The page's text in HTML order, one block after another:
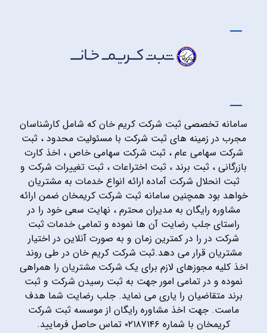
سامانه تخصصی ثبت شرکت کریم خان که شامل کارشناسان
مجرب در زمینه های ثبت شرکت با مسئولیت محدود ، ثبت
شرکت سهامی عام ، ثبت شرکت سهامی خاص ، اخذ کارت
بازرگانی ، ثبت برند ، ثبت اختراعات ، ثبت تغییرات شرکت و
ثبت انحلال شرکت آماده ارائه انواع خدمات به مشتریان
خواهد بود همچنین سامانه ثبت شرکت کریمخان ضمن ارائه
مشاوره رایگان به مدیران محترم ، نهایت سعی خود را در
راستای جلب رضایت آن ها نموده و تمامی خدمات ثبت
شرکت در را در کمترین زمان و به صورت آنلاین در اختیار
مشتریان قرار می دهد.ثبت شرکت کریم خان در طی روند
اخذ کلیه مجوزهای لازم برای یک شرکت مشتریان را همراهی
نموده و در تمامی امور جهت به ثبت رسیدن شرکت و ثبت
برند متقاضیان را یاری می نماید. جلب رضایت شما هدف
ماست. جهت اخذ مشاوره رایگان از موسسه ثبت شرکت
کریمخان با شماره ۰۲۱۸۷۱۴۶ تماس حاصل فرمایید.